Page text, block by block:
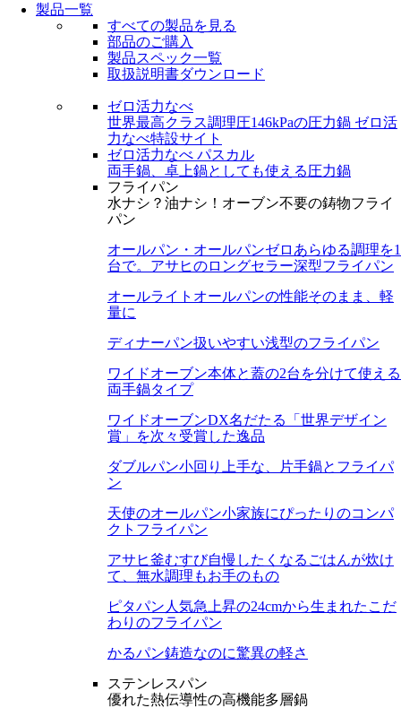
製品一覧
すべての製品を見る
部品のご購入
製品スペック一覧
取扱説明書ダウンロード
ゼロ活力なべ
世界最高クラス調理圧146kPaの圧力鍋 ゼロ活
力なべ特設サイト
ゼロ活力なべ パスカル
両手鍋、卓上鍋としても使える圧力鍋
フライパン
水ナシ？油ナシ！オーブン不要の鋳物フライ
パン
オールパン・オールパンゼロ あらゆる調理を1
台で。アサヒのロングセラー深型フライパン
オールライト オールパンの性能そのまま、軽
量に
ディナーパン扱いやすい浅型のフライパン
ワイドオーブン本体と蓋の2台を分けて使える
両手鍋タイプ
ワイドオーブンDX名だたる「世界デザイン
賞」を次々受賞した逸品
ダブルパン小回り上手な、片手鍋とフライパ
ン
天使のオールパン小家族にぴったりのコンパ
クトフライパン
アサヒ釜むすび自慢したくなるごはんが炊け
て、無水調理もお手のもの
ピタパン 人気急上昇の24cmから生まれたこだ
わりのフライパン
かるパン鋳造なのに驚異の軽さ
ステンレスパン
優れた熱伝導性の高機能多層鍋